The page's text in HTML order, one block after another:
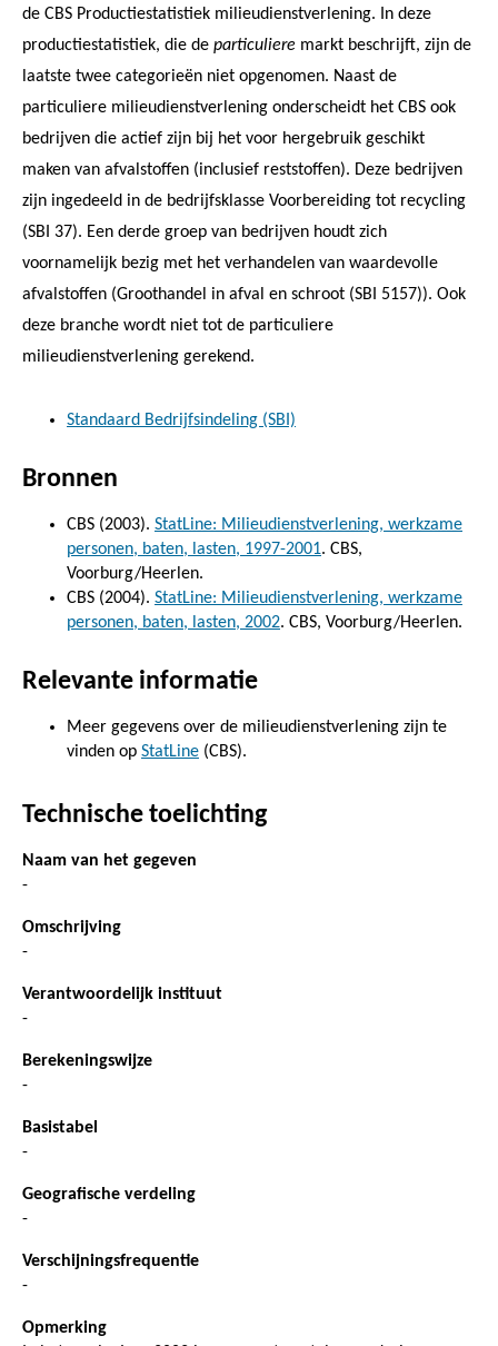
de CBS Productiestatistiek milieudienstverlening. In deze
productiestatistiek, die de particuliere markt beschrijft, zijn de
laatste twee categorieën niet opgenomen. Naast de
particuliere milieudienstverlening onderscheidt het CBS ook
bedrijven die actief zijn bij het voor hergebruik geschikt
maken van afvalstoffen (inclusief reststoffen). Deze bedrijven
zijn ingedeeld in de bedrijfsklasse Voorbereiding tot recycling
(SBI 37). Een derde groep van bedrijven houdt zich
voornamelijk bezig met het verhandelen van waardevolle
afvalstoffen (Groothandel in afval en schroot (SBI 5157)). Ook
deze branche wordt niet tot de particuliere
milieudienstverlening gerekend.
Standaard Bedrijfsindeling (SBI)
Bronnen
CBS (2003). StatLine: Milieudienstverlening, werkzame
personen, baten, lasten, 1997-2001. CBS,
Voorburg/Heerlen.
CBS (2004). StatLine: Milieudienstverlening, werkzame
personen, baten, lasten, 2002. CBS, Voorburg/Heerlen.
Relevante informatie
Meer gegevens over de milieudienstverlening zijn te
vinden op StatLine (CBS).
Technische toelichting
Naam van het gegeven
-
Omschrijving
-
Verantwoordelijk instituut
-
Berekeningswijze
-
Basistabel
-
Geografische verdeling
-
Verschijningsfrequentie
-
Opmerking